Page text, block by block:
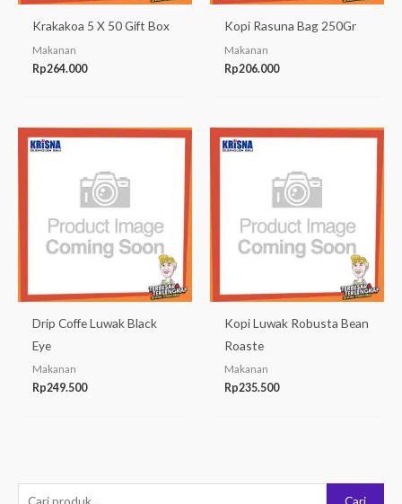
Krakakoa 5 X 50 Gift Box
Makanan
Rp264.000
Kopi Rasuna Bag 250Gr
Makanan
Rp206.000
Drip Coffe Luwak Black
Eye
Makanan
Rp249.500
Kopi Luwak Robusta Bean
Roaste
Makanan
Rp235.500